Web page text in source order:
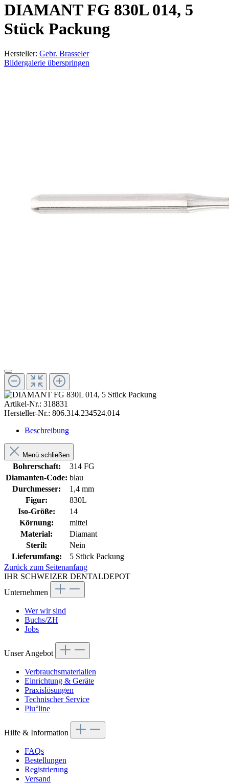
DIAMANT FG 830L 014, 5
Stück Packung
Hersteller: Gebr. Brasseler
Bildergalerie überspringen
Artikel-Nr.: 318831
Hersteller-Nr.: 806.314.234524.014
Beschreibung
Menü schließen
Bohrerschaft:
314 FG
Diamanten-Code: blau
Durchmesser:
1,4 mm
Figur:
830L
Iso-Größe:
14
Körnung:
mittel
Material:
Diamant
Steril:
Nein
Lieferumfang:
5 Stück Packung
Zurück zum Seitenanfang
IHR SCHWEIZER DENTALDEPOT
Unternehmen
Wer wir sind
Buchs/ZH
Jobs
Unser Angebot
Verbrauchsmaterialien
Einrichtung & Geräte
Praxislösungen
Technischer Service
Plu°line
Hilfe & Information
FAQs
Bestellungen
Registrierung
Versand